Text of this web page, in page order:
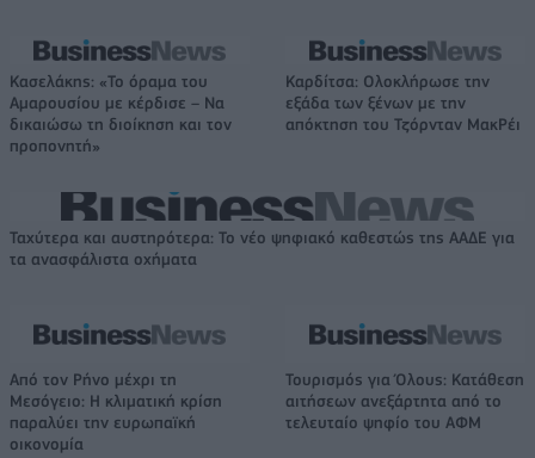
Κασελάκης: «Το όραμα του
Αμαρουσίου με κέρδισε – Να
δικαιώσω τη διοίκηση και τον
προπονητή»
Καρδίτσα: Ολοκλήρωσε την
εξάδα των ξένων με την
απόκτηση του Τζόρνταν ΜακΡέι
Ταχύτερα και αυστηρότερα: Το νέο ψηφιακό καθεστώς της ΑΑΔΕ για
τα ανασφάλιστα οχήματα
Από τον Ρήνο μέχρι τη
Μεσόγειο: Η κλιματική κρίση
παραλύει την ευρωπαϊκή
οικονομία
Τουρισμός για Όλους: Kατάθεση
αιτήσεων ανεξάρτητα από το
τελευταίο ψηφίο του ΑΦΜ